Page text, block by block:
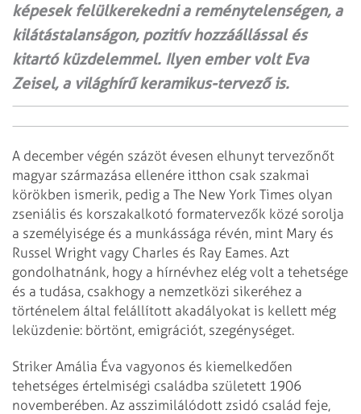
képesek felülkerekedni a reménytelenségen, a
kilátástalanságon, pozitív hozzáállással és
kitartó küzdelemmel. Ilyen ember volt Eva
Zeisel, a világhírű keramikus-tervező is.
A december végén százöt évesen elhunyt tervezőnőt
magyar származása ellenére itthon csak szakmai
körökben ismerik, pedig a The New York Times olyan
zseniális és korszakalkotó formatervezők közé sorolja
a személyisége és a munkássága révén, mint Mary és
Russel Wright vagy Charles és Ray Eames. Azt
gondolhatnánk, hogy a hírnévhez elég volt a tehetsége
és a tudása, csakhogy a nemzetközi sikeréhez a
történelem által felállított akadályokat is kellett még
leküzdenie: börtönt, emigrációt, szegénységet.
Striker Amália Éva vagyonos és kiemelkedően
tehetséges értelmiségi családba született 1906
novemberében. Az asszimilálódott zsidó család feje,